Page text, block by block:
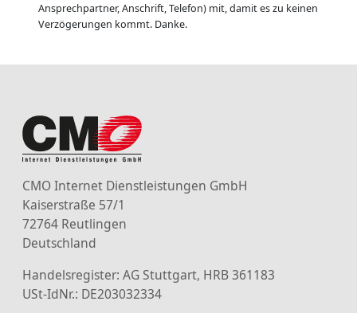
Ansprechpartner, Anschrift, Telefon) mit, damit es zu keinen
Verzögerungen kommt. Danke.
CMO Internet Dienstleistungen GmbH
Kaiserstraße 57/1
72764 Reutlingen
Deutschland
Handelsregister: AG Stuttgart, HRB 361183
USt-IdNr.: DE203032334